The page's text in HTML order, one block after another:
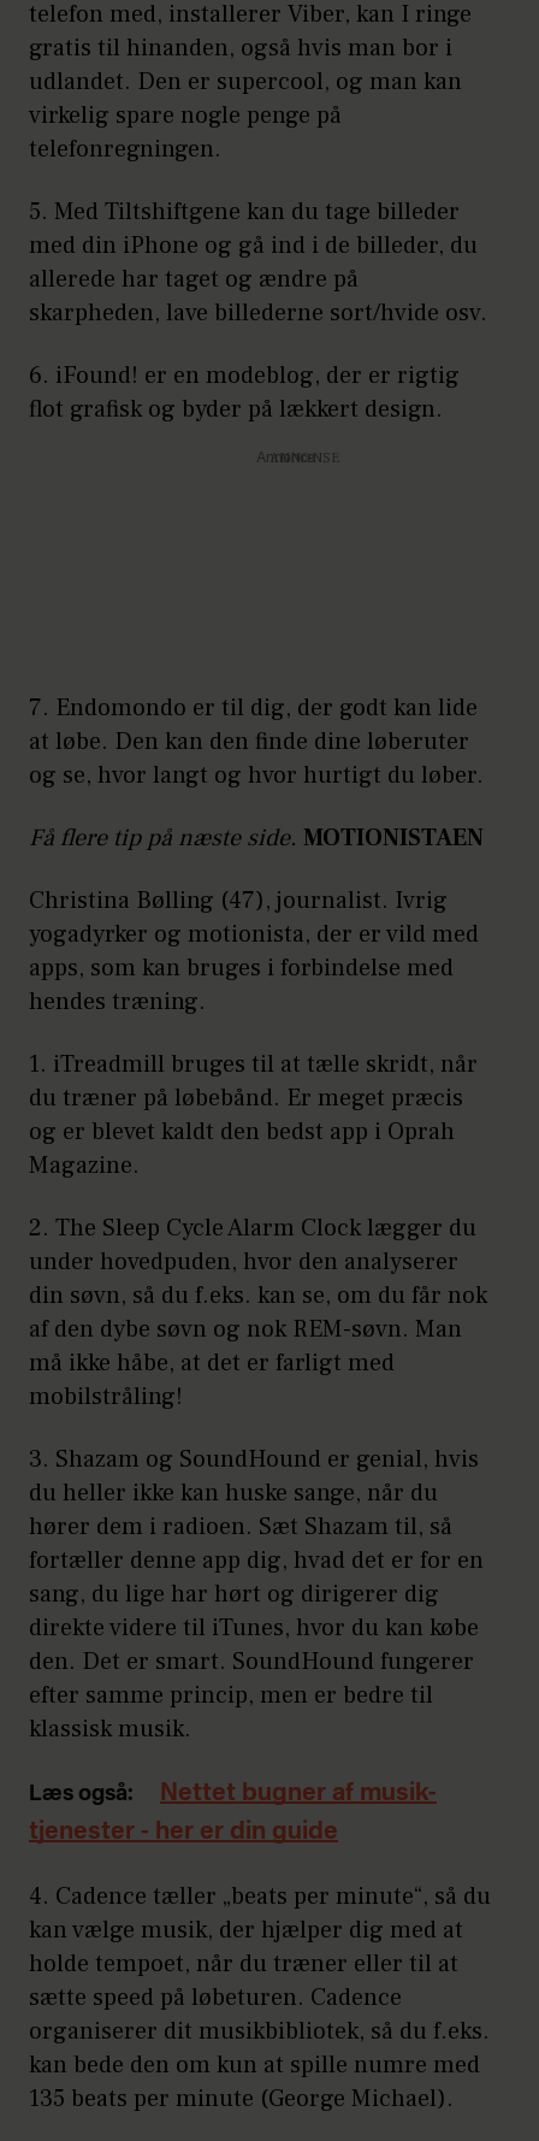
telefon med, installerer Viber, kan I ringe
gratis til hinanden, også hvis man bor i
udlandet. Den er supercool, og man kan
virkelig spare nogle penge på
telefonregningen.
5. Med Tiltshiftgene kan du tage billeder
med din iPhone og gå ind i de billeder, du
allerede har taget og ændre på
skarpheden, lave billederne sort/hvide osv.
6. iFound! er en modeblog, der er rigtig
flot grafisk og byder på lækkert design.
Annonce
7. Endomondo er til dig, der godt kan lide
at løbe. Den kan den finde dine løberuter
og se, hvor langt og hvor hurtigt du løber.
Få flere tip på næste side. MOTIONISTAEN
Christina Bølling (47), journalist. Ivrig
yogadyrker og motionista, der er vild med
apps, som kan bruges i forbindelse med
hendes træning.
1. iTreadmill bruges til at tælle skridt, når
du træner på løbebånd. Er meget præcis
og er blevet kaldt den bedst app i Oprah
Magazine.
2. The Sleep Cycle Alarm Clock lægger du
under hovedpuden, hvor den analyserer
din søvn, så du f.eks. kan se, om du får nok
af den dybe søvn og nok REM-søvn. Man
må ikke håbe, at det er farligt med
mobilstråling!
3. Shazam og SoundHound er genial, hvis
du heller ikke kan huske sange, når du
hører dem i radioen. Sæt Shazam til, så
fortæller denne app dig, hvad det er for en
sang, du lige har hørt og dirigerer dig
direkte videre til iTunes, hvor du kan købe
den. Det er smart. SoundHound fungerer
efter samme princip, men er bedre til
klassisk musik.
Læs også:
Nettet bugner af musik-
tjenester - her er din guide
4. Cadence tæller „beats per minute“, så du
kan vælge musik, der hjælper dig med at
holde tempoet, når du træner eller til at
sætte speed på løbeturen. Cadence
organiserer dit musikbibliotek, så du f.eks.
kan bede den om kun at spille numre med
135 beats per minute (George Michael).